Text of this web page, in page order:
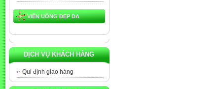
VIÊN UỐNG ĐẸP DA
DỊCH VỤ KHÁCH HÀNG
Qui định giao hàng